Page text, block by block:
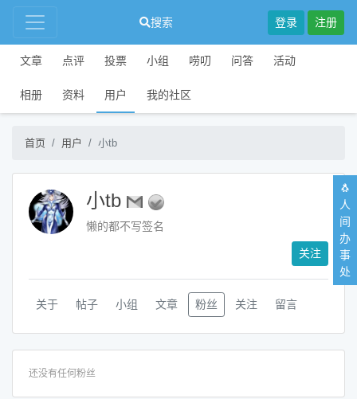
搜索 登录 注册
文章 点评 投票 小组 唠叨 问答 活动
相册 资料 用户 我的社区
首页 用户 小tb
小tb
懒的都不写签名
关注
关于 帖子 小组 文章 粉丝 关注 留言
还没有任何粉丝
🐧
人
间
办
事
处